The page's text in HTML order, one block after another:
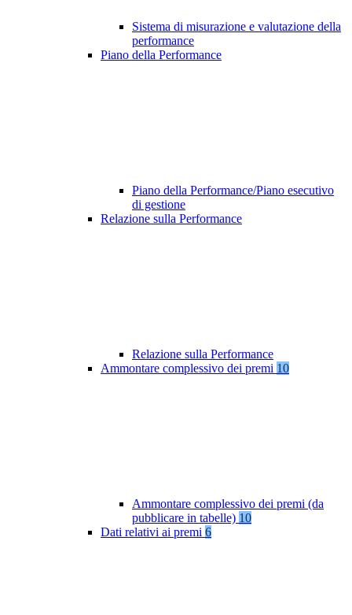
Sistema di misurazione e valutazione della
performance
Piano della Performance
Piano della Performance/Piano esecutivo
di gestione
Relazione sulla Performance
Relazione sulla Performance
Ammontare complessivo dei premi 10
Ammontare complessivo dei premi (da
pubblicare in tabelle) 10
Dati relativi ai premi 6